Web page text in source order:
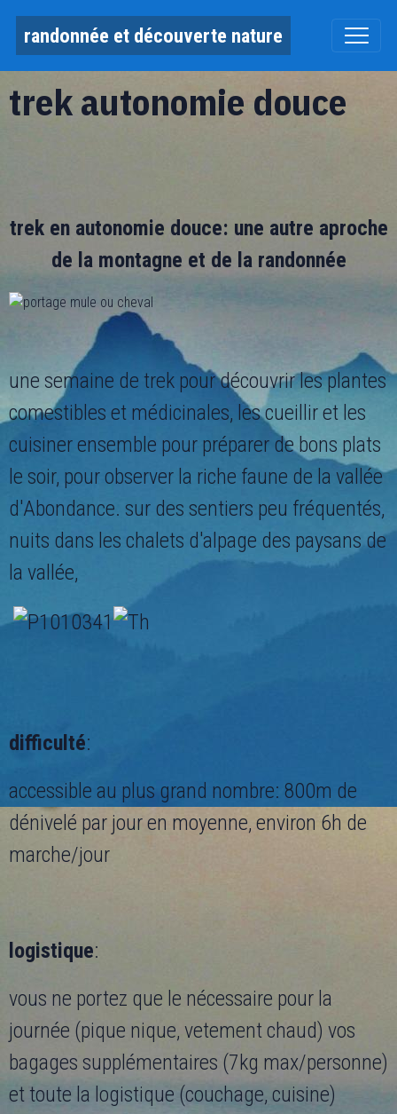
randonnée et découverte nature
trek autonomie douce
trek en autonomie douce: une autre aproche
de la montagne et de la randonnée
une semaine de trek pour découvrir les plantes
comestibles et médicinales, les cueillir et les
cuisiner ensemble pour préparer de bons plats
le soir, pour observer la riche faune de la vallée
d'Abondance. sur des sentiers peu fréquentés,
nuits dans les chalets d'alpage des paysans de
la vallée,
difficulté:
accessible au plus grand nombre: 800m de
dénivelé par jour en moyenne, environ 6h de
marche/jour
logistique:
vous ne portez que le nécessaire pour la
journée (pique nique, vetement chaud) vos
bagages supplémentaires (7kg max/personne)
et toute la logistique (couchage, cuisine)